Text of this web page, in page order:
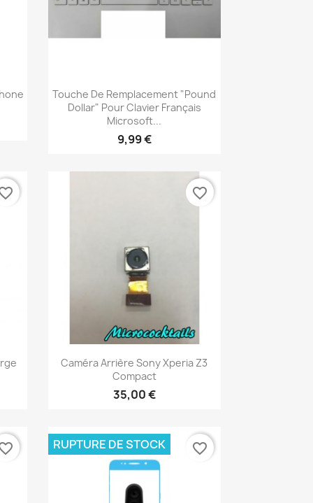
Aperçu rapide
Touche De Remplacement "pound
Dollar" Pour Clavier Français
Microsoft...
9,99 €
Aperçu rapide
Caméra Arrière Sony Xperia Z3
Compact
35,00 €
favorite_border
RUPTURE DE STOCK favorite_border